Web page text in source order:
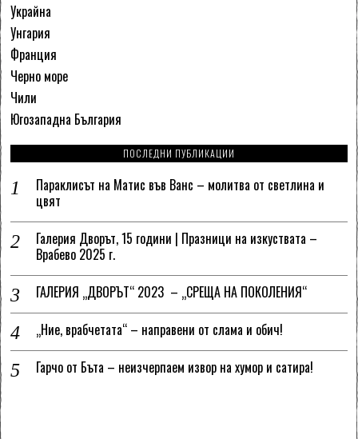
Украйна
Унгария
Франция
Черно море
Чили
Югозападна България
ПОСЛЕДНИ ПУБЛИКАЦИИ
Параклисът на Матис във Ванс – молитва от светлина и
цвят
Галерия Дворът, 15 години | Празници на изкуствата –
Врабево 2025 г.
ГАЛЕРИЯ „ДВОРЪТ“ 2023 – „СРЕЩА НА ПОКОЛЕНИЯ“
„Ние, врабчетата“ – направени от слама и обич!
Гарчо от Бъта – неизчерпаем извор на хумор и сатира!